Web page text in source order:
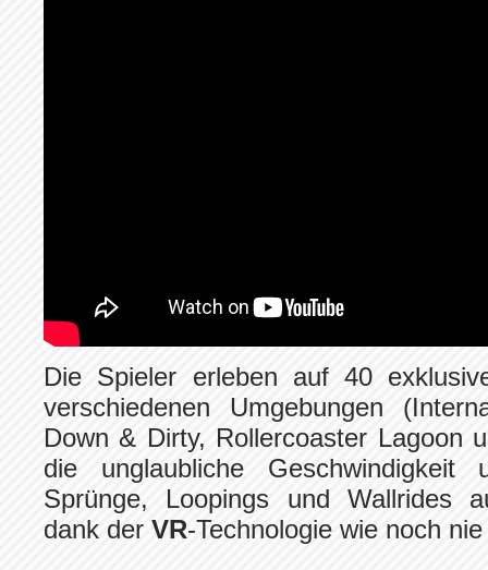
Die Spieler erleben auf 40
verschiedenen Umgebungen
Down & Dirty, Rollercoaster Lagoon
die unglaubliche Geschwindigkeit
Sprünge, Loopings und Wallrides
dank der VR-Technologie wie noch